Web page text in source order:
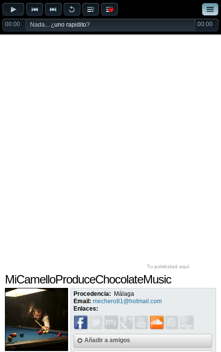
00:00 Nada... ¿uno rapidito? 00:00
Tu publicidad aquí
MiCamelloProduceChocolateMusic
Procedencia:
Málaga
Email: mechero81@hotmail.com
Enlaces:
Añadir a amigos